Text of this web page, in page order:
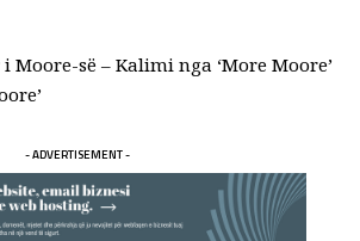
së – Kalimi nga ‘More Moore’
- ADVERTISEMENT -